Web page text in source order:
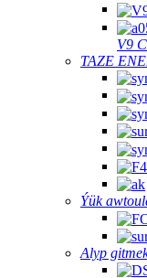
V9
TAZE
Ýük
Alyp